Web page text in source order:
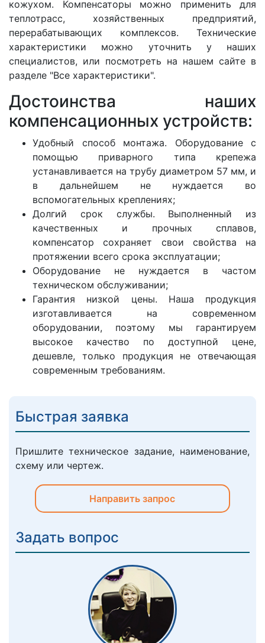
кожухом. Компенсаторы можно применить для
теплотрасс, хозяйственных предприятий,
перерабатывающих комплексов. Технические
характеристики можно уточнить у наших
специалистов, или посмотреть на нашем сайте в
разделе "Все характеристики".
Достоинства наших
компенсационных устройств:
Удобный способ монтажа. Оборудование с
помощью приварного типа крепежа
устанавливается на трубу диаметром 57 мм, и
в дальнейшем не нуждается во
вспомогательных креплениях;
Долгий срок службы. Выполненный из
качественных и прочных сплавов,
компенсатор сохраняет свои свойства на
протяжении всего срока эксплуатации;
Оборудование не нуждается в частом
техническом обслуживании;
Гарантия низкой цены. Наша продукция
изготавливается на современном
оборудовании, поэтому мы гарантируем
высокое качество по доступной цене,
дешевле, только продукция не отвечающая
современным требованиям.
Быстрая заявка
Пришлите техническое задание, наименование,
схему или чертеж.
Направить запрос
Задать вопрос